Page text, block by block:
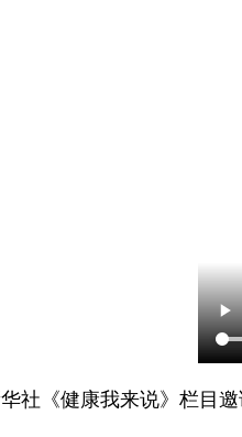
社《健康我来说》栏目